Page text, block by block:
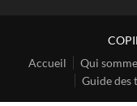
Accueil
Qui
Guide des